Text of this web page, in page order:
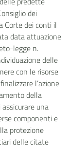
dei
Corte dei conti il
data attuazione
legge n.
delle
con le risorse
l’azione
della
una
componenti e
protezione
delle citate